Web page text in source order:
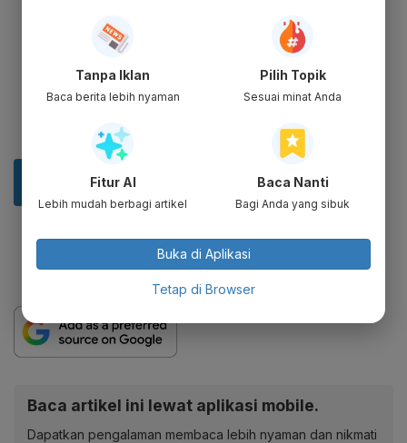
Baca artikel ini lewat aplikasi mobile.
Dapatkan pengalaman membaca lebih nyaman dan nikmati
Tanpa Iklan
Baca berita lebih nyaman
Pilih Topik
Sesuai minat Anda
Fitur AI
Lebih mudah berbagi artikel
Baca Nanti
Bagi Anda yang sibuk
Buka di Aplikasi
Tetap di Browser